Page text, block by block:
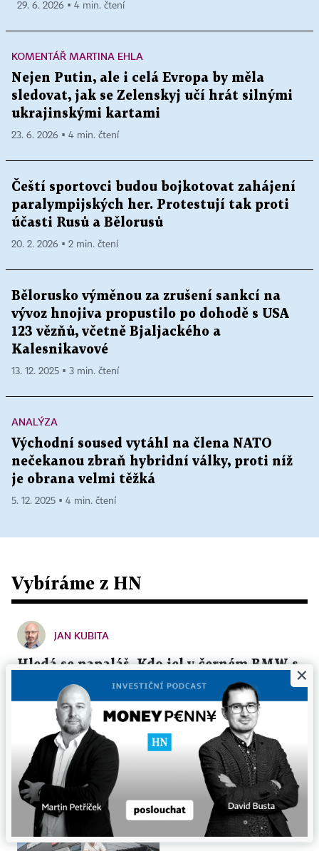
29. 6. 2026 ▪ 4 min. čtení
KOMENTÁŘ MARTINA EHLA
Nejen Putin, ale i celá Evropa by měla
sledovat, jak se Zelenskyj učí hrát silnými
ukrajinskými kartami
23. 6. 2026 ▪ 4 min. čtení
Čeští sportovci budou bojkotovat zahájení
paralympijských her. Protestují tak proti
účasti Rusů a Bělorusů
20. 2. 2026 ▪ 2 min. čtení
Bělorusko výměnou za zrušení sankcí na
vývoz hnojiva propustilo po dohodě s USA
123 vězňů, včetně Bjaljackého a
Kalesnikavové
13. 12. 2025 ▪ 3 min. čtení
ANALÝZA
Východní soused vytáhl na člena NATO
nečekanou zbraň hybridní války, proti níž
je obrana velmi těžká
5. 12. 2025 ▪ 4 min. čtení
Vybíráme z HN
JAN KUBITA
Hledá se papaláš. Kdo jel v černém BMW s
majákem skrze „Turkovu“ křižovatku?
Před několika dny se do jedné pražské křižovatky
přihnalo obří luxusní BMW se začerněnými skly a
blikajícím majáčkem na střeše. Na červenou...
4. 8. 2026 ▪ 6 min. čtení
×